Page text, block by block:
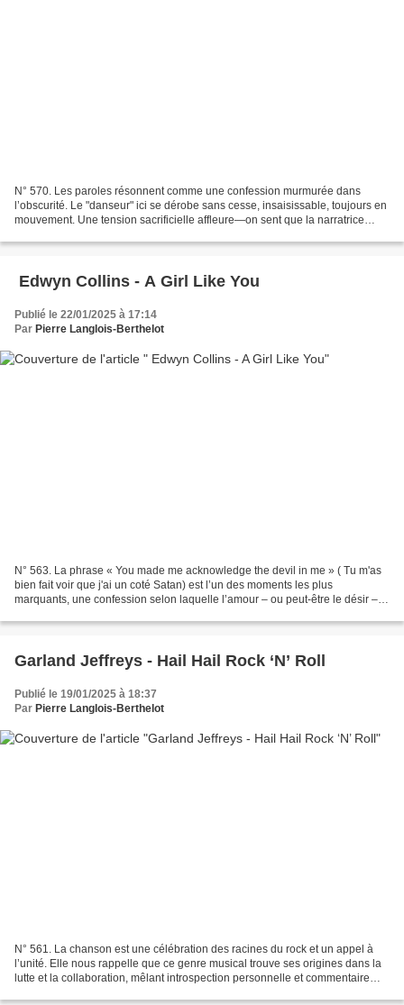
N° 570. Les paroles résonnent comme une confession murmurée dans
l’obscurité. Le "danseur" ici se dérobe sans cesse, insaisissable, toujours en
mouvement. Une tension sacrificielle affleure—on sent que la narratrice
Edwyn Collins - A Girl Like You
Publié le 22/01/2025 à 17:14
Par Pierre Langlois-Berthelot
N° 563. La phrase « You made me acknowledge the devil in me » ( Tu m'as
bien fait voir que j'ai un coté Satan) est l’un des moments les plus
marquants, une confession selon laquelle l’amour – ou peut-être le désir –
Garland Jeffreys - Hail Hail Rock ‘N’ Roll
Publié le 19/01/2025 à 18:37
Par Pierre Langlois-Berthelot
N° 561. La chanson est une célébration des racines du rock et un appel à
l’unité. Elle nous rappelle que ce genre musical trouve ses origines dans la
lutte et la collaboration, mêlant introspection personnelle et commentaire